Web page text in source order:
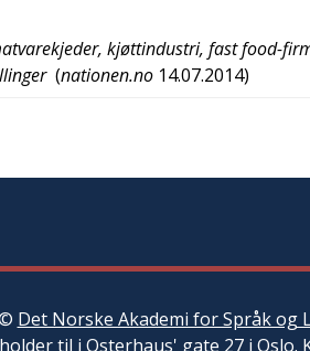
kjøttindustri, fast food-
(nationen.no 14.07.2014)
Det Norske Akademi for Språk og
holder til i Osterhaus' gate 27 i Oslo.